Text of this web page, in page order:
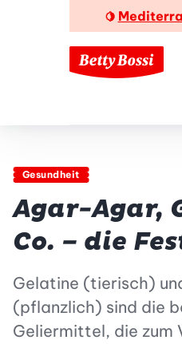
🍋
Gesundheit
Agar-Agar,
Co. – die
Gelatine (tierisch)
(pflanzlich) sind die
Geliermittel, die zum